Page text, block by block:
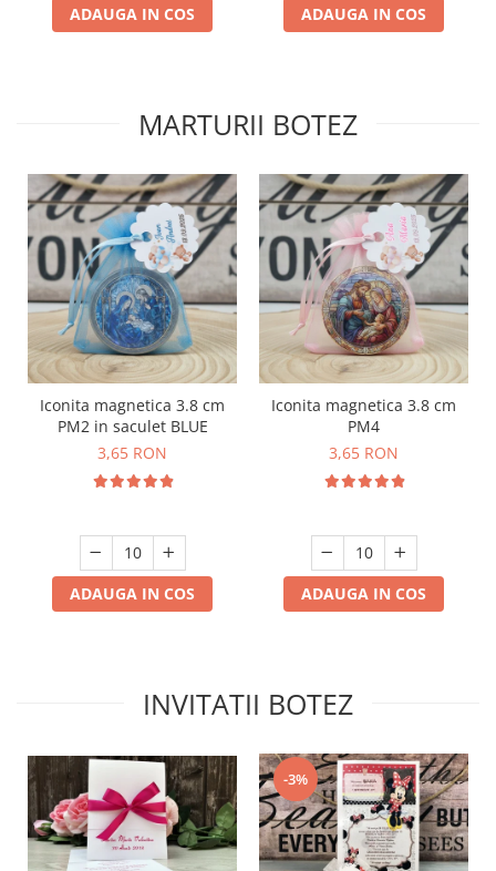
ADAUGA IN COS ADAUGA IN COS
MARTURII BOTEZ
Iconita magnetica 3.8 cm
PM2 in saculet BLUE
3,65 RON
ADAUGA IN COS
Iconita magnetica 3.8 cm
PM4
3,65 RON
ADAUGA IN COS
INVITATII BOTEZ
-3%